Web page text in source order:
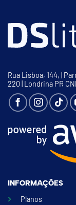
Rua Lisboa, 144, |
220 | Londrina PR
INFORMAÇÕES
Planos